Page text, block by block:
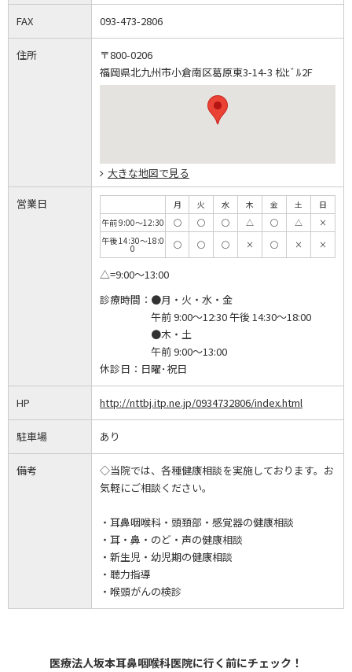
FAX 093-473-2806
住所
〒800-0206
福岡県北九州市小倉南区葛原東3-14-3 松ﾋﾞﾙ2F
大きな地図で見る
営業日 月 火 水 木 金 土
日
午前 9:00～12:30
◯ ◯ ◯ △ ◯ △
×
午後 14:30～18:0
0 ◯ ◯ ◯ × ◯ × ×
△=9:00～13:00
診療時間： ●月・火・水・金
午前 9:00～12:30 午後 14:30～18:00
●木・土
午前 9:00～13:00
休診日： 日曜･祝日
HP http://nttbj.itp.ne.jp/0934732806/index.html
駐車場 あり
備考
◇当院では、各種健康相談を実施しております。お
気軽にご相談ください。
・耳鼻咽喉科・頭頚部・感覚器の健康相談
・耳・鼻・のど・声の健康相談
・新生児・幼児期の健康相談
・聴力指導
・喉頭がんの検診
医療法人坂本耳鼻咽喉科医院に行く前にチェック！